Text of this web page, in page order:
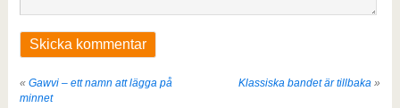
« Gawvi – ett namn att lägga på
minnet
Klassiska bandet är tillbaka »